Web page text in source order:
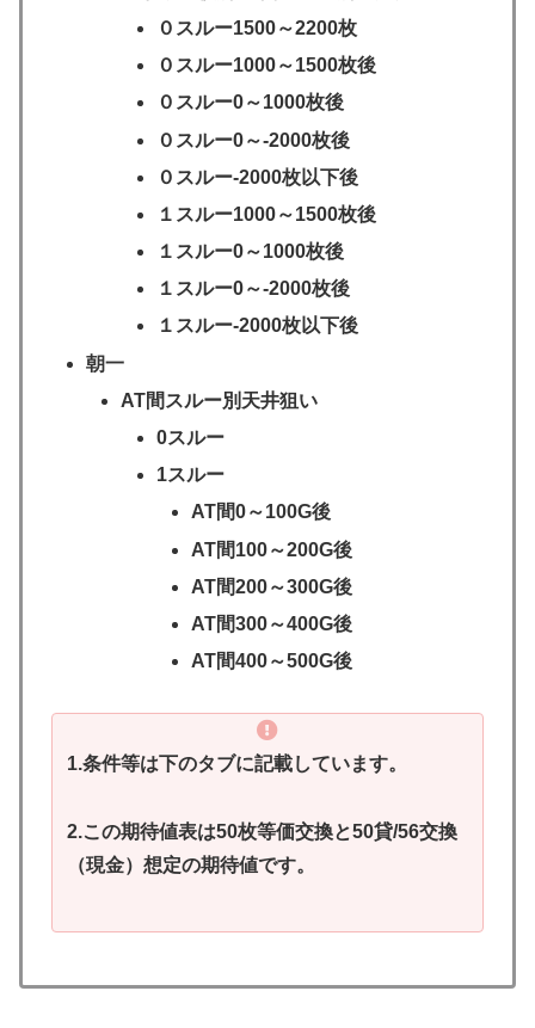
０スルー1500～2200枚
０スルー1000～1500枚後
０スルー0～1000枚後
０スルー0～-2000枚後
０スルー-2000枚以下後
１スルー1000～1500枚後
１スルー0～1000枚後
１スルー0～-2000枚後
１スルー-2000枚以下後
朝一
AT間スルー別天井狙い
0スルー
1スルー
AT間0～100G後
AT間100～200G後
AT間200～300G後
AT間300～400G後
AT間400～500G後
1.条件等は下のタブに記載しています。
2.この期待値表は50枚等価交換と50貸/56交換
（現金）想定の期待値です。